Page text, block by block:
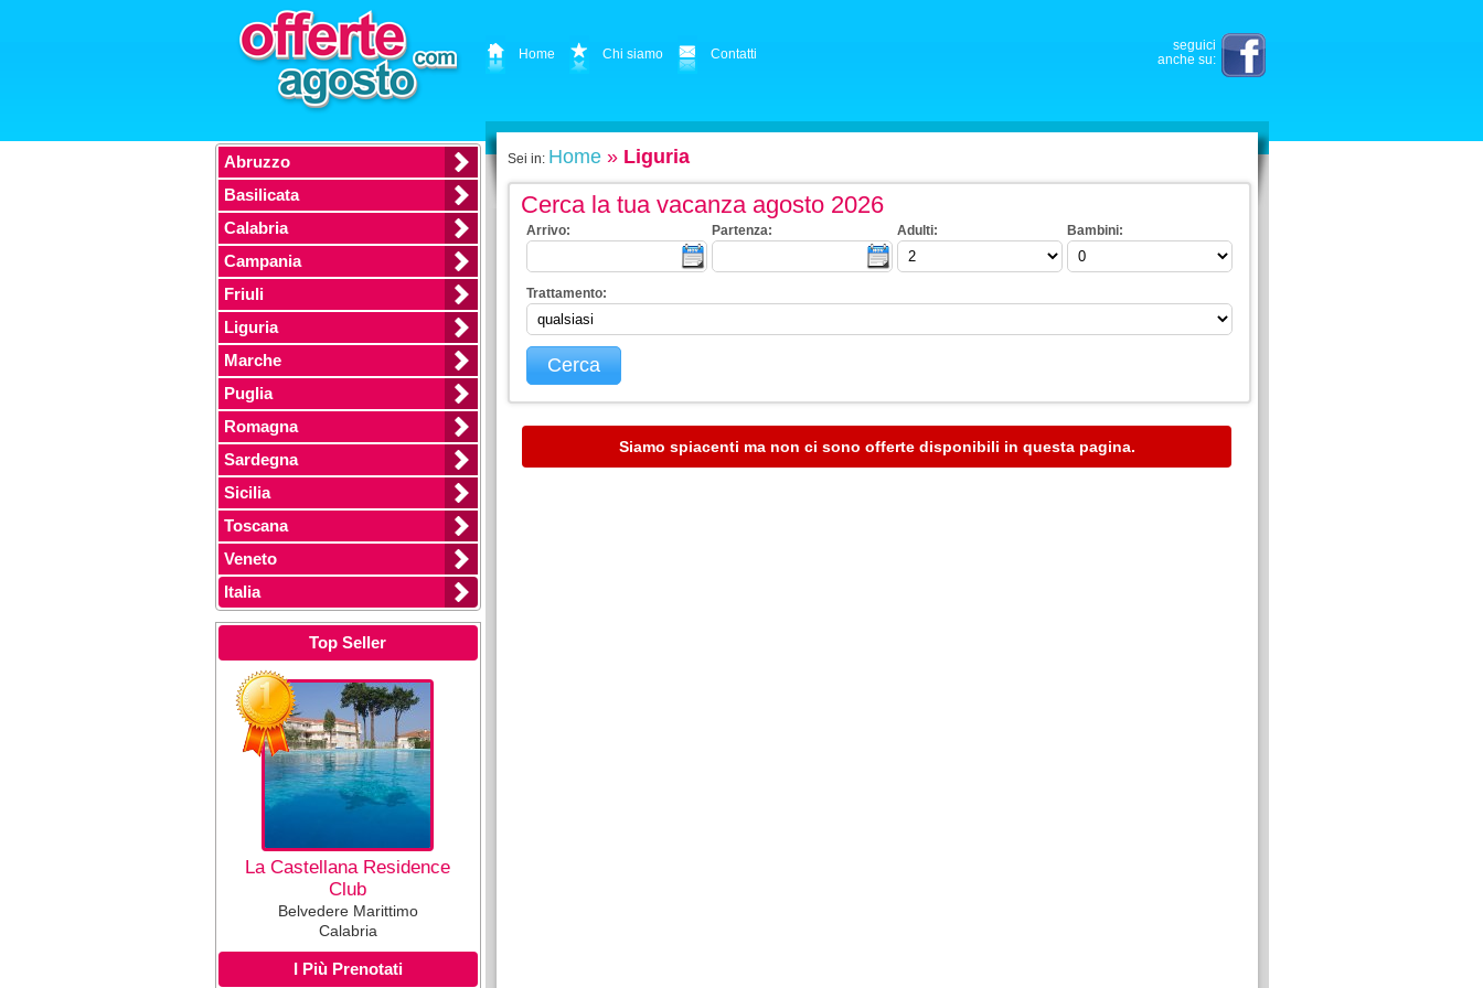
Home Chi siamo Contatti
seguici
anche su:
Abruzzo
Basilicata
Calabria
Campania
Friuli
Liguria
Marche
Puglia
Romagna
Sardegna
Sicilia
Toscana
Veneto
Italia
Top Seller
La Castellana Residence
Club
Belvedere Marittimo
Calabria
I Più Prenotati
Sei in: Home» Liguria
Cerca la tua vacanza agosto 2026
Arrivo: Partenza: Adulti: Bambini:
Trattamento:
Cerca
Siamo spiacenti ma non ci sono offerte disponibili in questa pagina.